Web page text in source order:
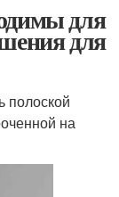
для
для
полоской
на